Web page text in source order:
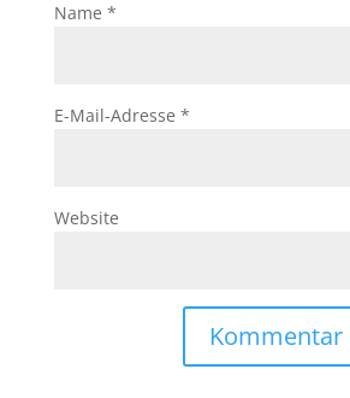
Name *
E-Mail-Adresse *
Website